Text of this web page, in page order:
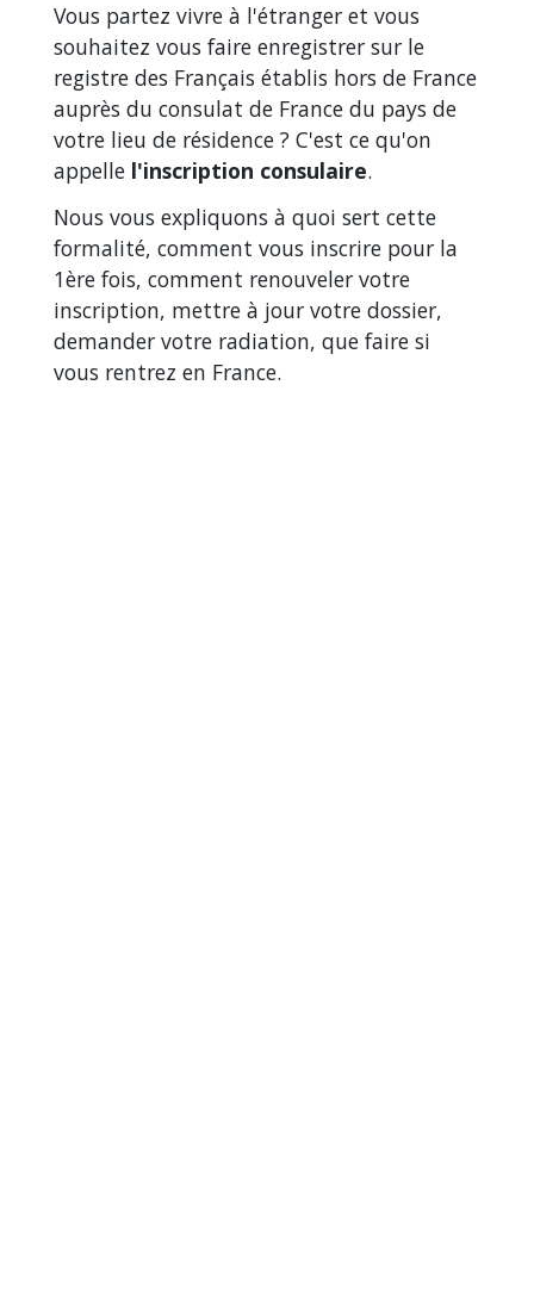
Vous partez vivre à l'étranger et vous
souhaitez vous faire enregistrer sur le
registre des Français établis hors de France
auprès du consulat de France du pays de
votre lieu de résidence ? C'est ce qu'on
appelle l'inscription consulaire.
Nous vous expliquons à quoi sert cette
formalité, comment vous inscrire pour la
1ère fois, comment renouveler votre
inscription, mettre à jour votre dossier,
demander votre radiation, que faire si
vous rentrez en France.